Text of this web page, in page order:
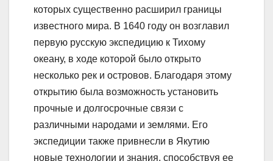
которых существенно расширил границы
известного мира. В 1640 году он возглавил
первую русскую экспедицию к Тихому
океану, в ходе которой было открыто
несколько рек и островов. Благодаря этому
открытию была возможность установить
прочные и долгосрочные связи с
различными народами и землями. Его
экспедиции также привнесли в Якутию
новые технологии и знания, способствуя ее